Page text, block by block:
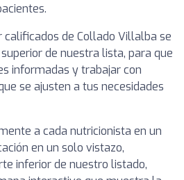
calificados de Collado Villalba se
de nuestra lista, para que
informadas y trabajar con
se ajusten a tus necesidades
a cada nutricionista en un
en un solo vistazo,
inferior de nuestro listado,